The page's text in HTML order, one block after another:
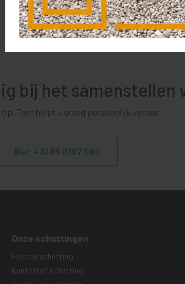
bij het samenstellen
Tom helpt u graag persoonlijk verder.
Bel: +31 85 0187 599
Onze schuttingen
Houten schutting
Kunststof schutting